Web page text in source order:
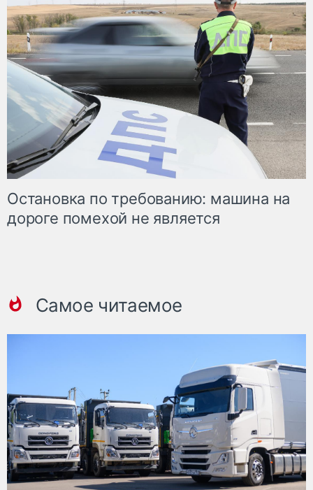
Остановка по требованию: машина на
дороге помехой не является
Самое читаемое